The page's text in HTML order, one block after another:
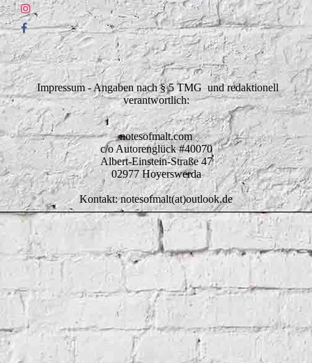
Impressum - Angaben nach § 5 TMG und redaktionell
verantwortlich:
notesofmalt.com
c/o Autorenglück #40070
Albert-Einstein-Straße 47
02977 Hoyerswerda
Kontakt: notesofmalt(at)outlook.de